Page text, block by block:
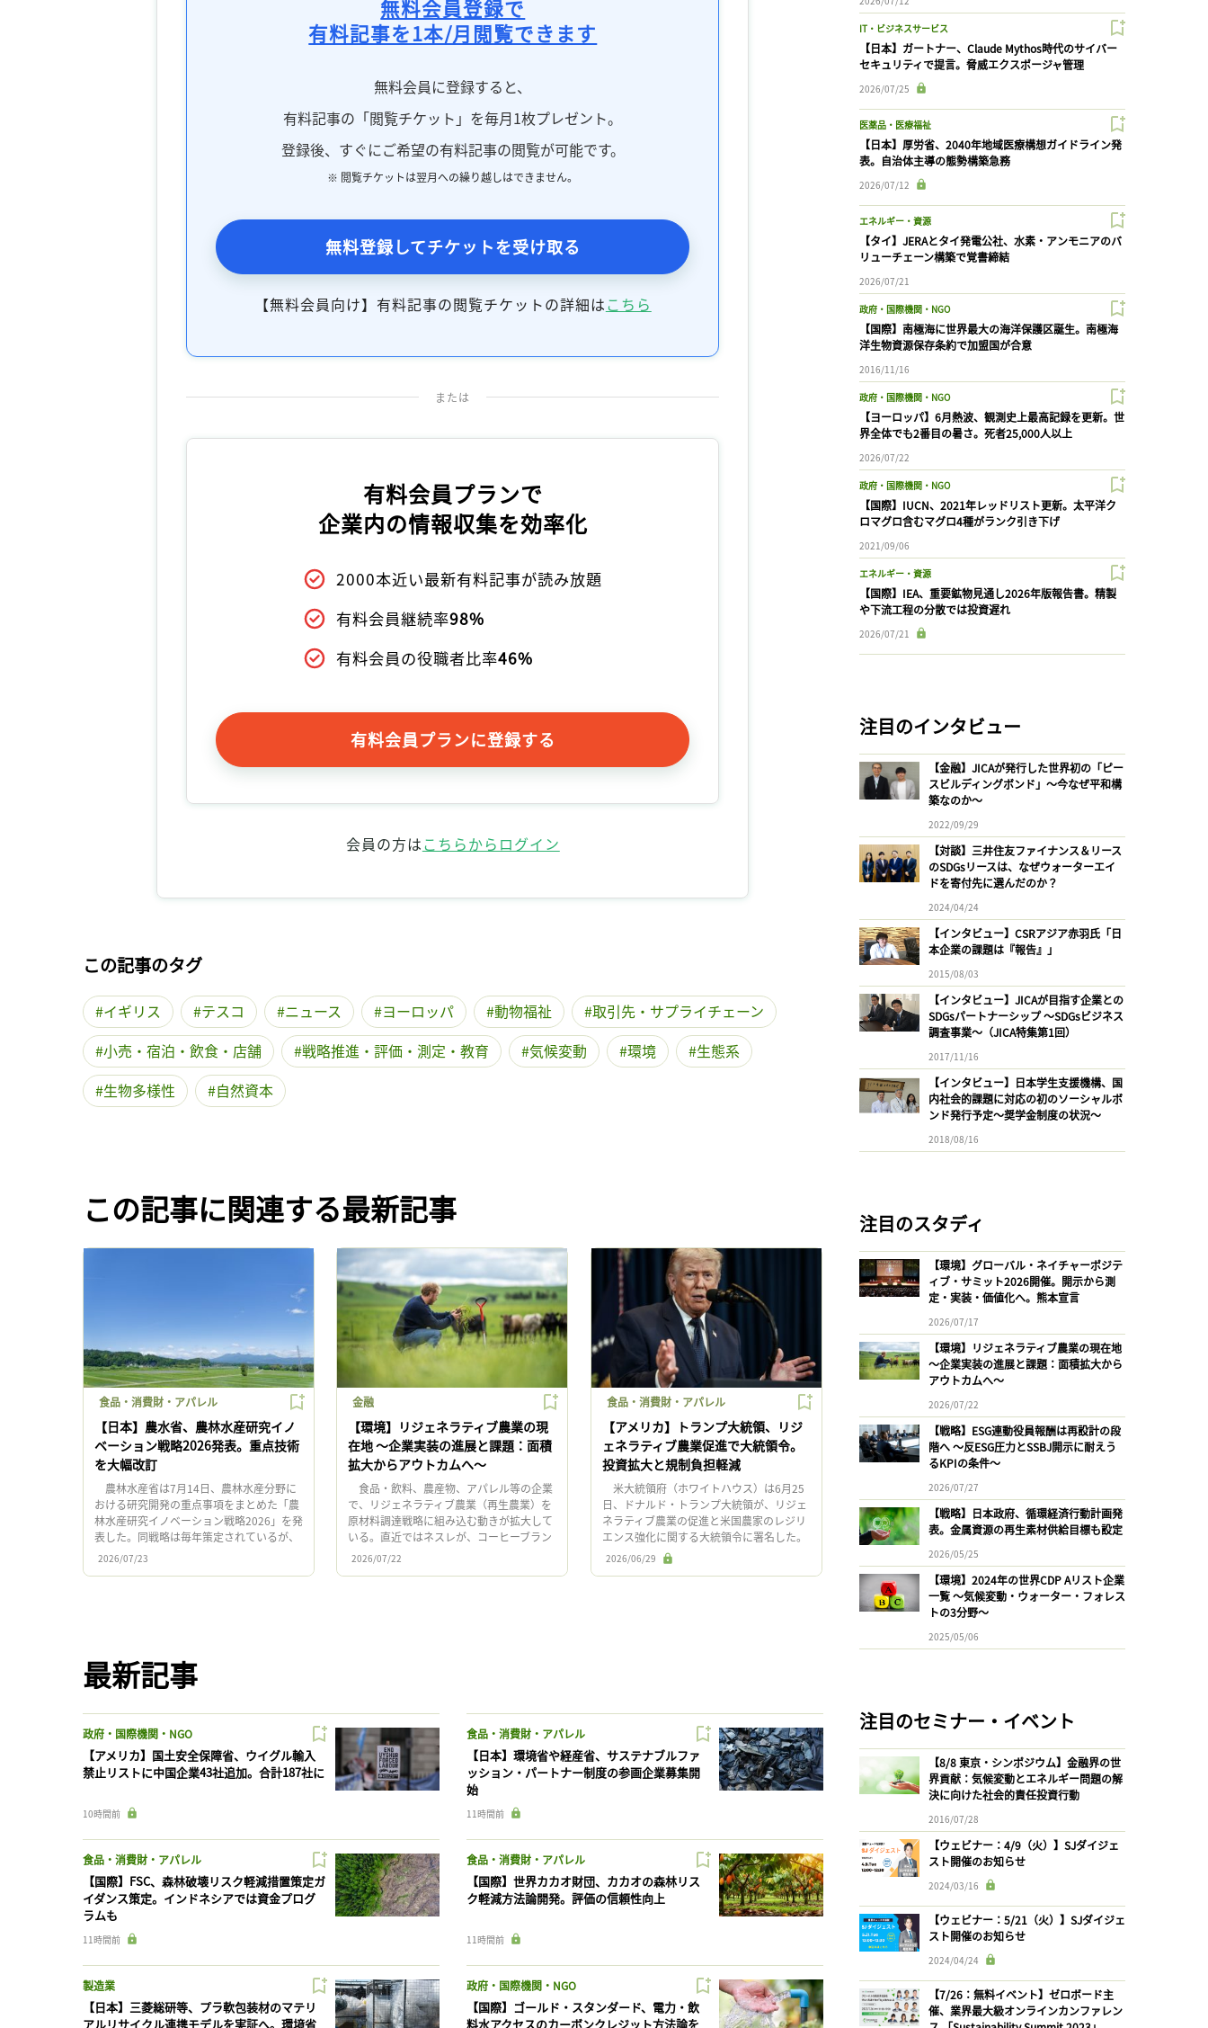
無料会員登録で
有料記事を1本/月閲覧できます
無料会員に登録すると、
有料記事の「閲覧チケット」を毎月1枚プレゼント。
登録後、すぐにご希望の有料記事の閲覧が可能です。
※ 閲覧チケットは翌月への繰り越しはできません。
無料登録してチケットを受け取る
【無料会員向け】有料記事の閲覧チケットの詳細はこちら
または
有料会員プランで
企業内の情報収集を効率化
2000本近い最新有料記事が読み放題
有料会員継続率98%
有料会員の役職者比率46%
有料会員プランに登録する
会員の方はこちらからログイン
この記事のタグ
イギリス テスコ ニュース ヨーロッパ 動物福祉
取引先・サプライチェーン
小売・宿泊・飲食・店舗
戦略推進・評価・測定・教育 気候変動 環境
生態系
生物多様性
自然資本
この記事に関連する最新記事
食品・消費財・アパレル
【日本】農水省、農林水産研究イノ
ベーション戦略2026発表。重点技術
を大幅改訂
農林水産省は7月14日、農林水産分野に
おける研究開発の重点事項をまとめた「農
林水産研究イノベーション戦略2026」を発
表した。同戦略は毎年策定されているが、
今回は単なる年次更新ではなく、政策背
景、重点技術、研究推進体制 […]
2026/07/23
金融
【環境】リジェネラティブ農業の現
在地 〜企業実装の進展と課題：面積
拡大からアウトカムへ〜
食品・飲料、農産物、アパレル等の企業
で、リジェネラティブ農業（再生農業）を
原材料調達戦略に組み込む動きが拡大して
いる。直近ではネスレが、コーヒーブラン
ド「ネスカフェ」で2025年に調達したコー
ヒー豆の50%以上が、リジ […]
2026/07/22
食品・消費財・アパレル
【アメリカ】トランプ大統領、リジ
ェネラティブ農業促進で大統領令。
投資拡大と規制負担軽減
米大統領府（ホワイトハウス）は6月25
日、ドナルド・トランプ大統領が、リジェ
ネラティブ農業の促進と米国農家のレジリ
エンス強化に関する大統領令に署名した。
同分野の実践・研究・教育への連邦投資拡
大、規制負担の軽減と官民連携 […]
2026/06/29
最新記事
政府・国際機関・NGO
【アメリカ】国土安全保障省、ウイグル輸入
禁止リストに中国企業43社追加。合計187社に
10時間前
食品・消費財・アパレル
【日本】環境省や経産省、サステナブルファ
ッション・パートナー制度の参画企業募集開
始
11時間前
食品・消費財・アパレル
【国際】FSC、森林破壊リスク軽減措置策定ガ
イダンス策定。インドネシアでは資金プログ
ラムも
11時間前
食品・消費財・アパレル
【国際】世界カカオ財団、カカオの森林リス
ク軽減方法論開発。評価の信頼性向上
11時間前
製造業
【日本】三菱総研等、プラ軟包装材のマテリ
アルリサイクル連携モデルを実証へ。環境省
政府・国際機関・NGO
【国際】ゴールド・スタンダード、電力・飲
料水アクセスのカーボンクレジット方法論を
IT・ビジネスサービス
【日本】ガートナー、Claude Mythos時代のサイバー
セキュリティで提言。脅威エクスポージャ管理
2026/07/25
医薬品・医療福祉
【日本】厚労省、2040年地域医療構想ガイドライン発
表。自治体主導の態勢構築急務
2026/07/12
エネルギー・資源
【タイ】JERAとタイ発電公社、水素・アンモニアのバ
リューチェーン構築で覚書締結
2026/07/21
政府・国際機関・NGO
【国際】南極海に世界最大の海洋保護区誕生。南極海
洋生物資源保存条約で加盟国が合意
2016/11/16
政府・国際機関・NGO
【ヨーロッパ】6月熱波、観測史上最高記録を更新。世
界全体でも2番目の暑さ。死者25,000人以上
2026/07/22
政府・国際機関・NGO
【国際】IUCN、2021年レッドリスト更新。太平洋ク
ロマグロ含むマグロ4種がランク引き下げ
2021/09/06
エネルギー・資源
【国際】IEA、重要鉱物見通し2026年版報告書。精製
や下流工程の分散では投資遅れ
2026/07/21
注目のインタビュー
【金融】JICAが発行した世界初の「ピー
スビルディングボンド」〜今なぜ平和構
築なのか〜
2022/09/29
【対談】三井住友ファイナンス＆リース
のSDGsリースは、なぜウォーターエイ
ドを寄付先に選んだのか？
2024/04/24
【インタビュー】CSRアジア赤羽氏「日
本企業の課題は『報告』」
2015/08/03
【インタビュー】JICAが目指す企業との
SDGsパートナーシップ 〜SDGsビジネス
調査事業〜（JICA特集第1回）
2017/11/16
【インタビュー】日本学生支援機構、国
内社会的課題に対応の初のソーシャルボ
ンド発行予定〜奨学金制度の状況〜
2018/08/16
注目のスタディ
【環境】グローバル・ネイチャーポジテ
ィブ・サミット2026開催。開示から測
定・実装・価値化へ。熊本宣言
2026/07/17
【環境】リジェネラティブ農業の現在地
〜企業実装の進展と課題：面積拡大から
アウトカムへ〜
2026/07/22
【戦略】ESG連動役員報酬は再設計の段
階へ 〜反ESG圧力とSSBJ開示に耐えう
るKPIの条件〜
2026/07/27
【戦略】日本政府、循環経済行動計画発
表。金属資源の再生素材供給目標も設定
2026/05/25
【環境】2024年の世界CDP Aリスト企業
一覧 〜気候変動・ウォーター・フォレス
トの3分野〜
2025/05/06
注目のセミナー・イベント
【8/8 東京・シンポジウム】金融界の世
界貢献：気候変動とエネルギー問題の解
決に向けた社会的責任投資行動
2016/07/28
【ウェビナー：4/9（火）】SJダイジェ
スト開催のお知らせ
2024/03/16
【ウェビナー：5/21（火）】SJダイジェ
スト開催のお知らせ
2024/04/24
【7/26：無料イベント】ゼロボード主
催、業界最大級オンラインカンファレン
記事をお気に入りに保存するには
ログインが必要です